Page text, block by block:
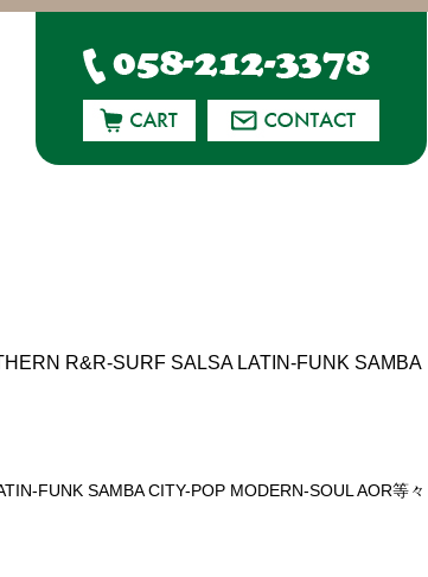
R&R-SURF SALSA LATIN-FUNK SAMBA
FUNK SAMBA CITY-POP MODERN-SOUL AOR等々